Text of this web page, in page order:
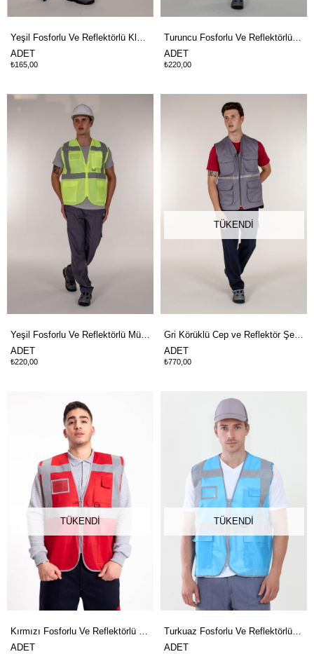
Yeşil Fosforlu Ve Reflektörlü Klasik İkaz Yelek
ADET
₺165,00
Turuncu Fosforlu Ve Reflektörlü Mühendis İkaz Yelek
ADET
₺220,00
ADET
₺220,00
TÜKENDI
ADET
₺770,00
TÜKENDI
Kırmızı Fosforlu Ve Reflektörlü Klasik İkaz Yelek
ADET
TÜKENDI
Turkuaz Fosforlu Ve Reflektörlü Mühendis İkaz Yelek
ADET